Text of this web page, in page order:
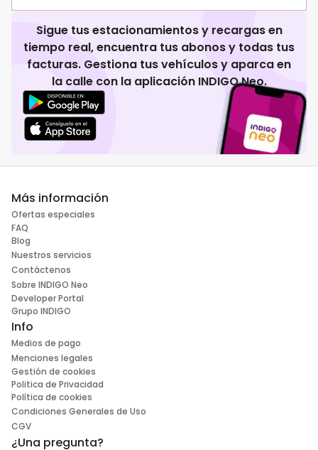
Sigue tus estacionamientos y recargas en
tiempo real, encuentra tus abonos y todas tus
facturas. Gestiona tus vehículos y aparca en
la calle con la aplicación INDIGO Neo.
Más información
Ofertas especiales
FAQ
Blog
Nuestros servicios
Contáctenos
Sobre INDIGO Neo
Developer Portal
Grupo INDIGO
Info
Medios de pago
Menciones legales
Gestión de cookies
Politica de Privacidad
Política de cookies
Condiciones Generales de Uso
CGV
¿Una pregunta?